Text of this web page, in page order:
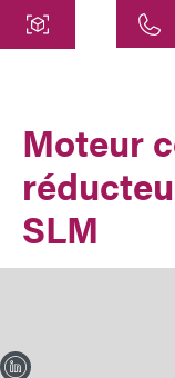
Siemensstraße 47
25462 Rellingen
info@atek.de
+49 4101 7953-0
Moteur
SLM